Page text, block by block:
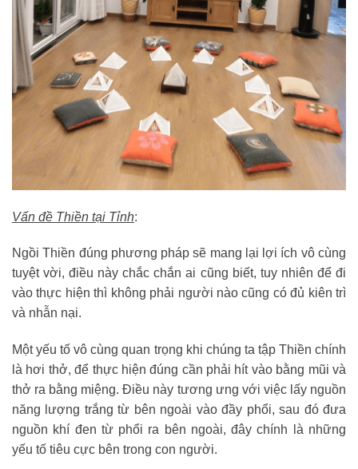
Vấn đề Thiền tại Tỉnh:
Ngồi Thiền đúng phương pháp sẽ mang lại lợi ích vô cùng
tuyệt vời, điều này chắc chắn ai cũng biết, tuy nhiên để đi
vào thực hiện thì không phải người nào cũng có đủ kiên trì
và nhẫn nại.
Một yếu tố vô cùng quan trọng khi chúng ta tập Thiền chính
là hơi thở, để thực hiện đúng cần phải hít vào bằng mũi và
thở ra bằng miệng. Điều này tương ưng với việc lấy nguồn
năng lượng trắng từ bên ngoài vào đầy phổi, sau đó đưa
nguồn khí đen từ phổi ra bên ngoài, đây chính là những
yếu tố tiêu cực bên trong con người.